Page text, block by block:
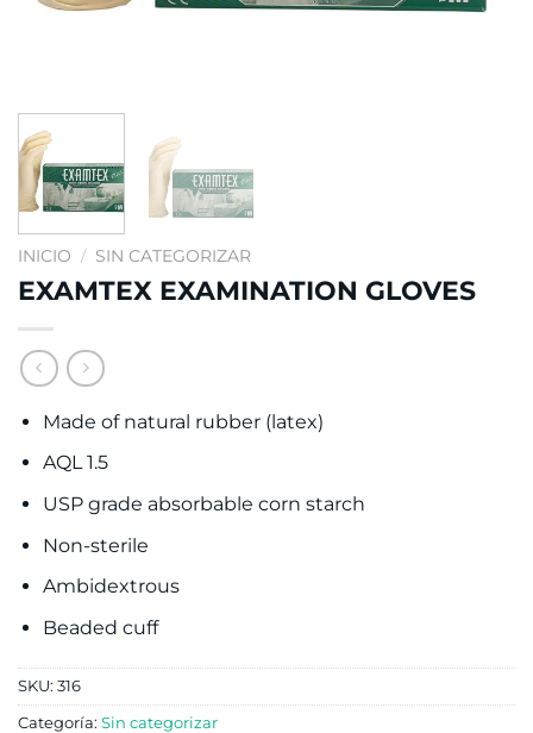
INICIO / SIN CATEGORIZAR
EXAMTEX EXAMINATION GLOVES
Made of natural rubber (latex)
AQL 1.5
USP grade absorbable corn starch
Non-sterile
Ambidextrous
Beaded cuff
SKU: 316
Categoría: Sin categorizar